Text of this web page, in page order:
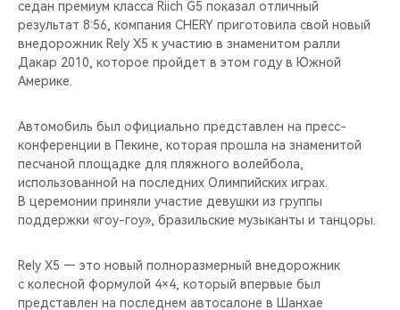
СЕДАНЫ
ПОДДЕРЖКА
CHERY CONNECT
CHERY В СОЦСЕТЯХ
ЛЮДИ CHERY
CHERY REMOTE
CHERY И СПОРТ
ВИДЕООБЗОРЫ
седан премиум класса Riich G5 показал отличный
результат 8:56, компания CHERY приготовила свой новый
внедорожник Rely X5 к участию в знаменитом ралли
Дакар 2010, которое пройдет в этом году в Южной
Америке.
Автомобиль был официально представлен на пресс-
конференции в Пекине, которая прошла на знаменитой
песчаной площадке для пляжного волейбола,
использованной на последних Олимпийских играх.
В церемонии приняли участие девушки из группы
поддержки «гоу-гоу», бразильские музыканты и танцоры.
Rely X5 — это новый полноразмерный внедорожник
с колесной формулой 4×4, который впервые был
представлен на последнем автосалоне в Шанхае